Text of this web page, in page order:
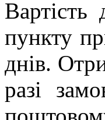
пункту
днів.
разі